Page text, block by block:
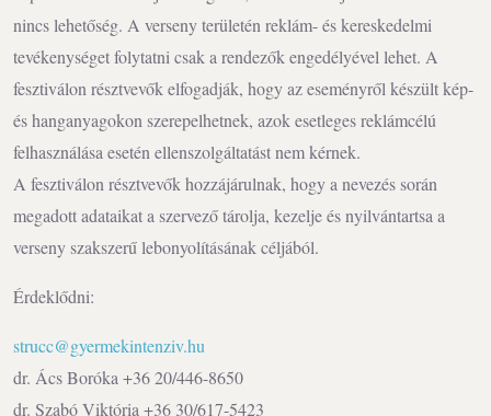
nincs lehetőség. A verseny területén reklám- és kereskedelmi
tevékenységet folytatni csak a rendezők engedélyével lehet. A
fesztiválon résztvevők elfogadják, hogy az eseményről készült kép-
és hanganyagokon szerepelhetnek, azok esetleges reklámcélú
felhasználása esetén ellenszolgáltatást nem kérnek.
A fesztiválon résztvevők hozzájárulnak, hogy a nevezés során
megadott adataikat a szervező tárolja, kezelje és nyilvántartsa a
verseny szakszerű lebonyolításának céljából.
Érdeklődni:
strucc@gyermekintenziv.hu
dr. Ács Boróka +36 20/446-8650
dr. Szabó Viktória +36 30/617-5423